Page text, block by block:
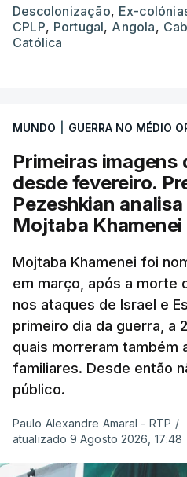
Descolonização, Ex-
CPLP, Portugal, Angola,
Católica
MUNDO GUERRA NO MÉDIO
Primeiras imagens
desde fevereiro.
Pezeshkian
Mojtaba Khamenei
Mojtaba Khamenei foi
em março, após a morte
nos ataques de Israel e
primeiro dia da guerra, a
quais morreram também
familiares. Desde então
público.
Paulo Alexandre Amaral - RTP /
atualizado 9 Agosto 2026, 17:48